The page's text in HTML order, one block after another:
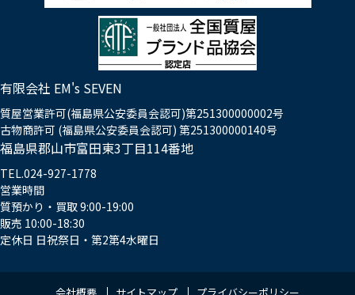
有限会社 EM's SEVEN
質屋営業許可(福島県公安委員会認可)第251300000002号
古物商許可 (福島県公安委員会認可) 第251300000140号
福島県郡山市富田東3丁目114番地
TEL.024-927-1778
営業時間
質預かり・買取 9:00-19:00
販売 10:00-18:30
定休日 日祝祭日・第2第4水曜日